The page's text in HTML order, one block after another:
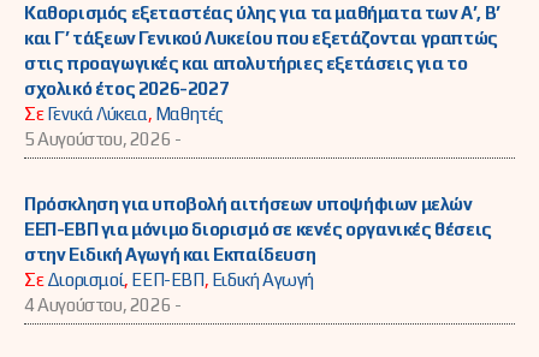
Καθορισμός εξεταστέας ύλης για τα μαθήματα των Α’, Β’
και Γ’ τάξεων Γενικού Λυκείου που εξετάζονται γραπτώς
στις προαγωγικές και απολυτήριες εξετάσεις για το
σχολικό έτος 2026-2027
ΣεΓενικά Λύκεια, Μαθητές
5 Αυγούστου, 2026 -
Πρόσκληση για υποβολή αιτήσεων υποψήφιων μελών
ΕΕΠ-ΕΒΠ για μόνιμο διορισμό σε κενές οργανικές θέσεις
στην Ειδική Αγωγή και Εκπαίδευση
ΣεΔιορισμοί, ΕΕΠ-ΕΒΠ, Ειδική Αγωγή
4 Αυγούστου, 2026 -